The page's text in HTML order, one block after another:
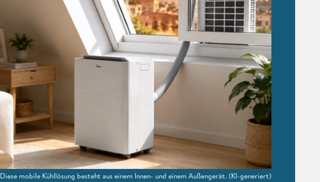
Diese mobile Kühllösung besteht aus einem Innen- und einem Außengerät.(KI-generiert)